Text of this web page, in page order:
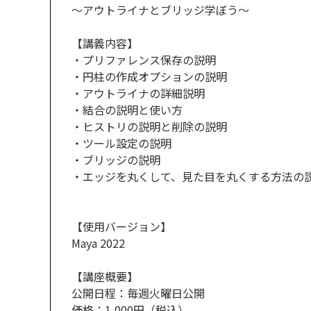
～アウトライナとブリッジ学ぼう～
【講義内容】
・プリファレンス保存の説明
・円柱の作成オプションの説明
・アウトライナの詳細説明
・結合の説明と使い方
・ヒストリの説明と削除の説明
・ツール設定の説明
・ブリッジの説明
・エッジを丸くして、見た目を丸くする方法の
【使用バージョン】
Maya 2022
【講座概要】
公開日程：毎週火曜日公開